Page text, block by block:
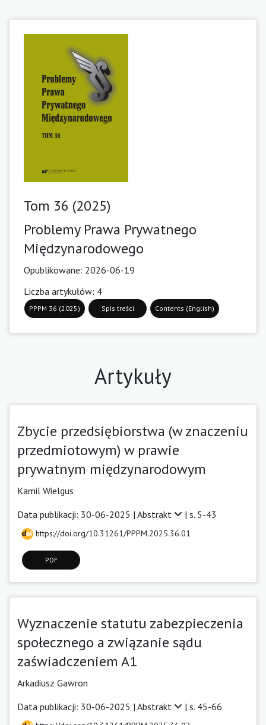
Tom 36 (2025)
Problemy Prawa Prywatnego
Międzynarodowego
Opublikowane: 2026-06-19
Liczba artykułów: 4
PPPM 36 (2025) Spis treści Contents (English)
Artykuły
Zbycie przedsiębiorstwa (w znaczeniu
przedmiotowym) w prawie
prywatnym międzynarodowym
Kamil Wielgus
Data publikacji: 30-06-2025 | Abstrakt | s. 5-43
https://doi.org/10.31261/PPPM.2025.36.01
PDF
Wyznaczenie statutu zabezpieczenia
społecznego a związanie sądu
zaświadczeniem A1
Arkadiusz Gawron
Data publikacji: 30-06-2025 | Abstrakt | s. 45-66